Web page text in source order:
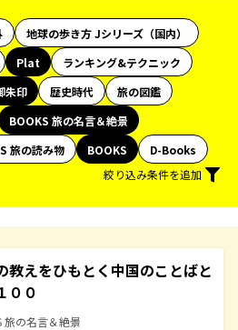
地球の歩き方 Jシリーズ（国内）
Plat
ランキング&テクニック
朱印 歴史時代
旅の図鑑
BOOKS 旅の名言＆絶景
旅の読み物 BOOKS
D-Books
絞り込み条件を追加
教えをひもとく中国のことばと
００
旅の名言＆絶景